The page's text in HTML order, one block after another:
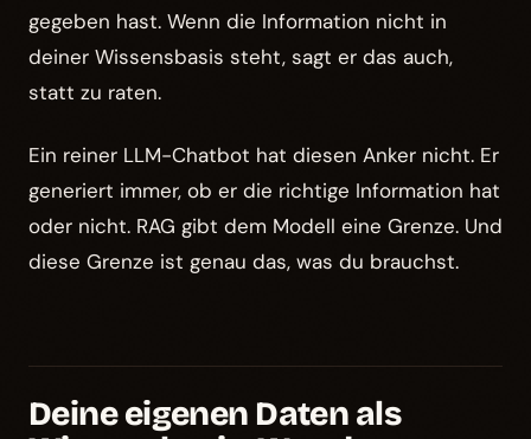
gegeben hast. Wenn die Information nicht in
deiner Wissensbasis steht, sagt er das auch,
statt zu raten.
Ein reiner LLM-Chatbot hat diesen Anker nicht. Er
generiert immer, ob er die richtige Information hat
oder nicht. RAG gibt dem Modell eine Grenze. Und
diese Grenze ist genau das, was du brauchst.
Deine eigenen Daten als